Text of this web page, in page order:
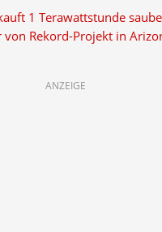
1 Terawattstunde
von Rekord-Projekt in
ANZEIGE